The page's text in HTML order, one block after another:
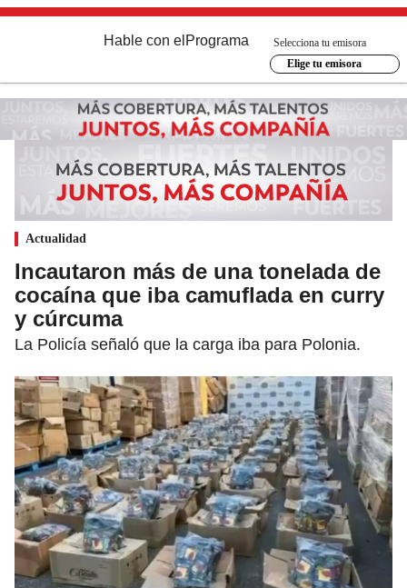
Hable con el Programa
Selecciona tu emisora
Elige tu emisora
Actualidad
Incautaron más de una tonelada de
cocaína que iba camuflada en curry
y cúrcuma
La Policía señaló que la carga iba para Polonia.